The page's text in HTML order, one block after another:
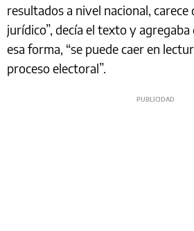
resultados a nivel nacional,
jurídico”, decía el texto y agregaba
esa forma, “se puede caer en
proceso electoral”.